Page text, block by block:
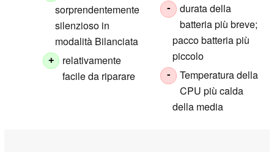
sorprendentemente
silenzioso in
modalità Bilanciata
+
relativamente
facile da riparare
-
durata della
batteria più breve;
pacco batteria più
piccolo
-
Temperatura della
CPU più calda
della media